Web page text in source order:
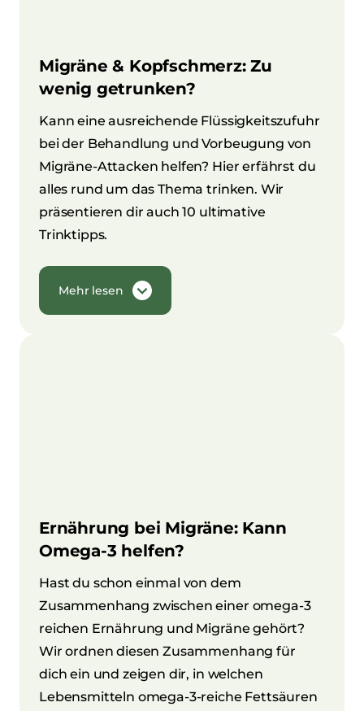
Migräne & Kopfschmerz: Zu
wenig getrunken?
Kann eine ausreichende Flüssigkeitszufuhr
bei der Behandlung und Vorbeugung von
Migräne-Attacken helfen? Hier erfährst du
alles rund um das Thema trinken. Wir
präsentieren dir auch 10 ultimative
Trinktipps.
Mehr lesen
Ernährung bei Migräne: Kann
Omega-3 helfen?
Hast du schon einmal von dem
Zusammenhang zwischen einer omega-3
reichen Ernährung und Migräne gehört?
Wir ordnen diesen Zusammenhang für
dich ein und zeigen dir, in welchen
Lebensmitteln omega-3-reiche Fettsäuren